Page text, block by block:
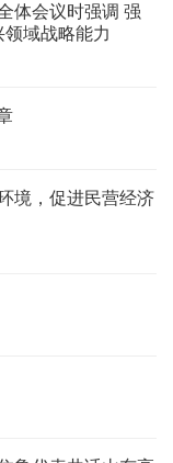
体会议时强调 强
域战略能力
境，促进民营经济